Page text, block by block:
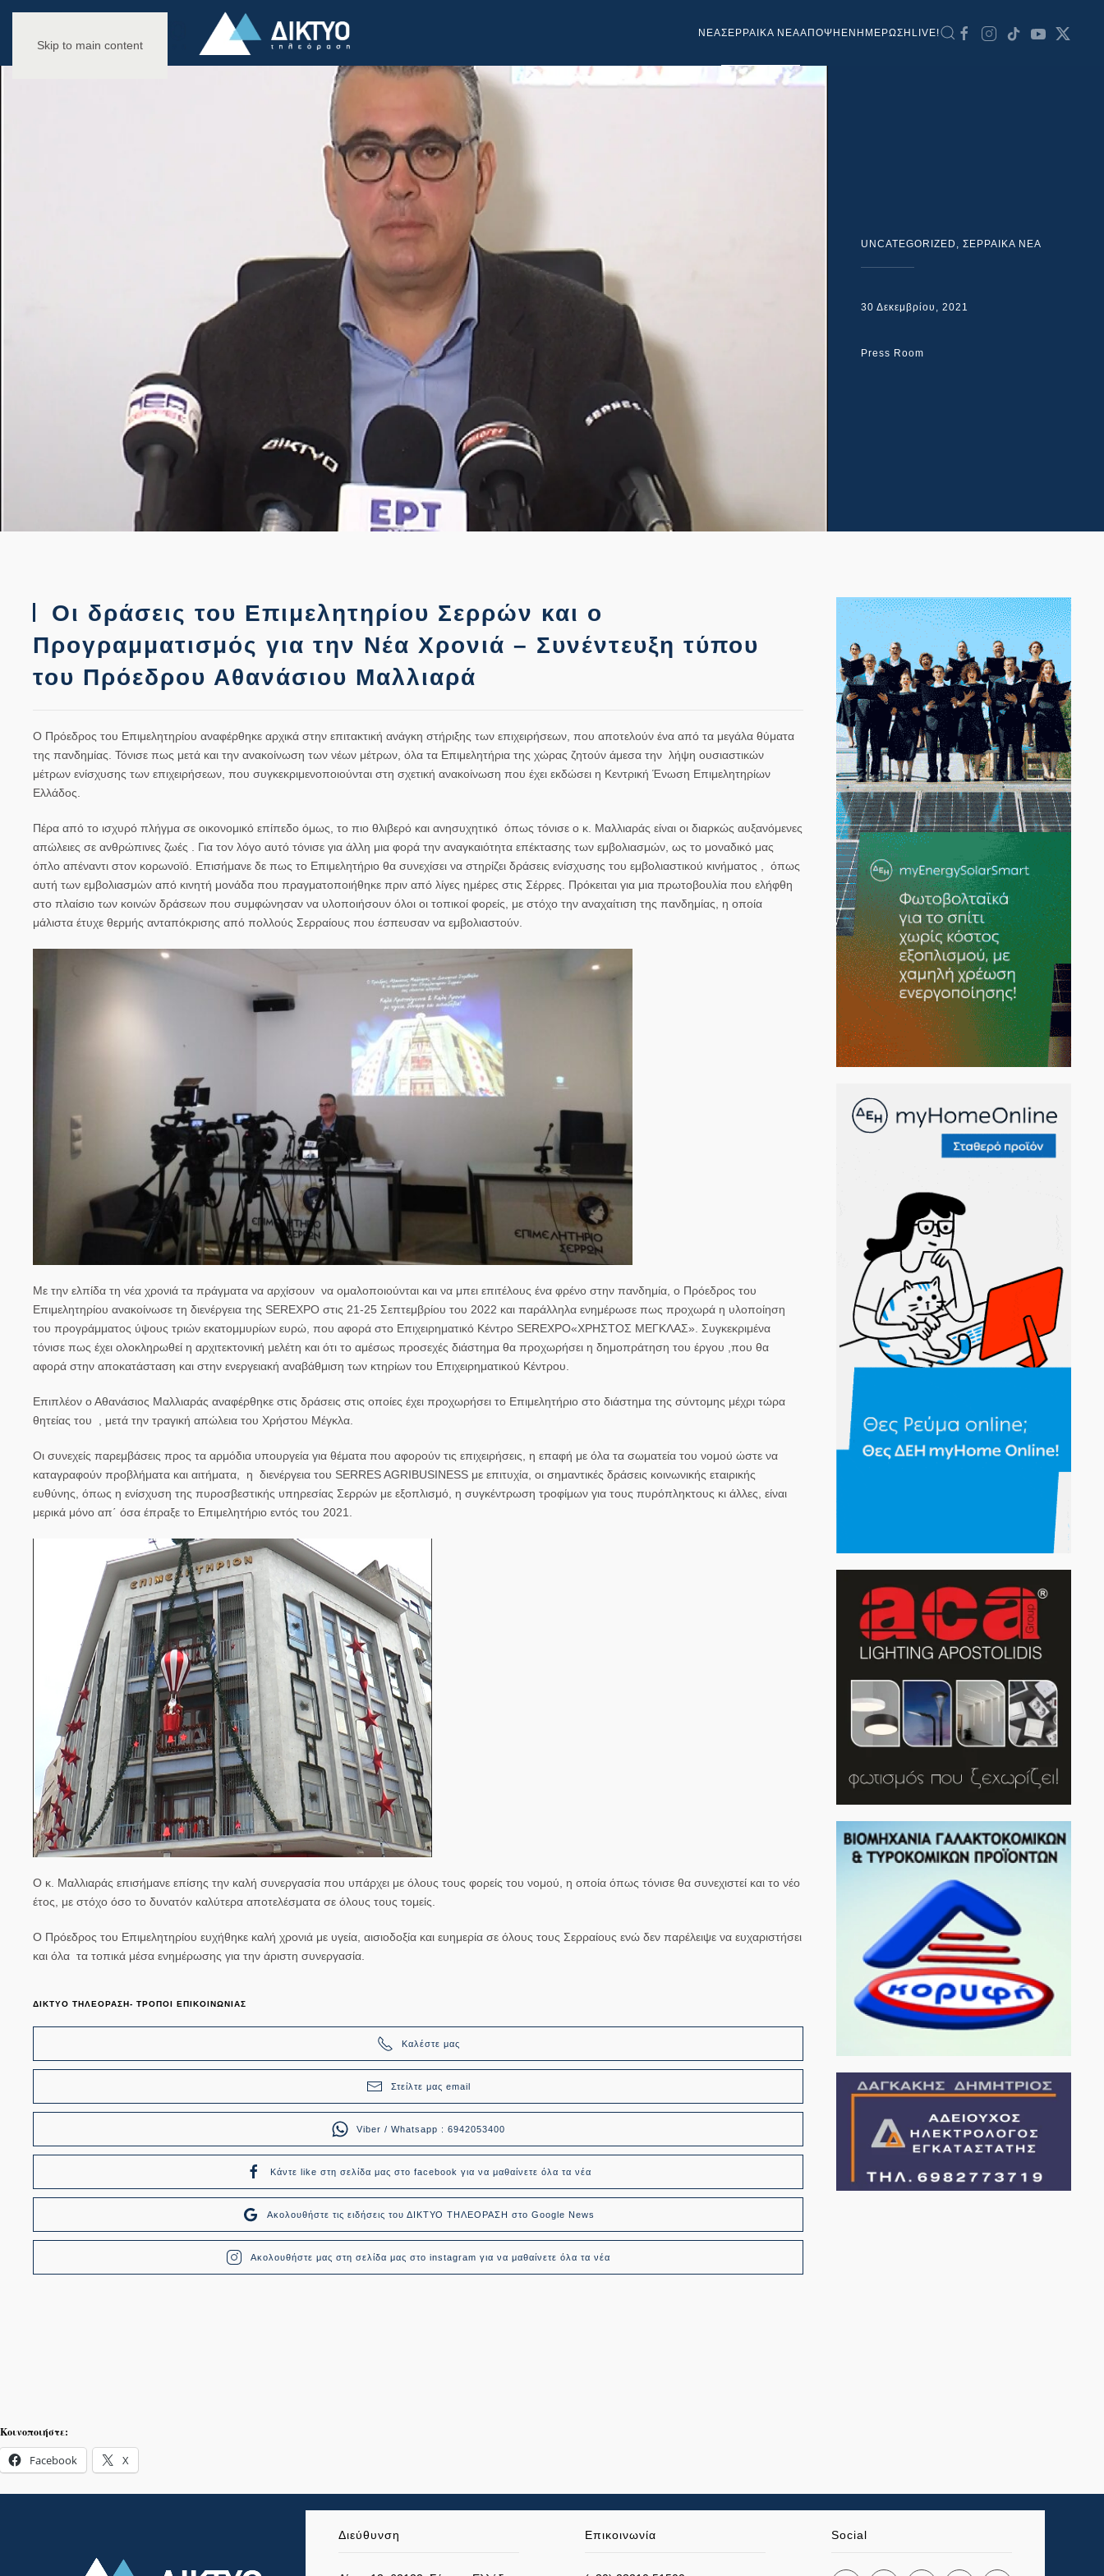
Skip to main content
NEAΣΕΡΡΑΙΚΑ ΝΕΑΑΠΟΨΗ ΕΝΗΜΕΡΩΣΗ LIVE!
UNCATEGORIZED , ΣΕΡΡΑΙΚΑ ΝΕΑ
30 Δεκεμβρίου, 2021
Press Room
Οι δράσεις του Επιμελητηρίου Σερρών και ο
Προγραμματισμός για την Νέα Χρονιά – Συνέντευξη τύπου
του Πρόεδρου Αθανάσιου Μαλλιαρά
Ο Πρόεδρος του Επιμελητηρίου αναφέρθηκε αρχικά στην επιτακτική ανάγκη στήριξης των επιχειρήσεων, που αποτελούν ένα από τα μεγάλα θύματα
της πανδημίας. Τόνισε πως μετά και την ανακοίνωση των νέων μέτρων, όλα τα Επιμελητήρια της χώρας ζητούν άμεσα την λήψη ουσιαστικών
μέτρων ενίσχυσης των επιχειρήσεων, που συγκεκριμενοποιούνται στη σχετική ανακοίνωση που έχει εκδώσει η Κεντρική Ένωση Επιμελητηρίων
Ελλάδος.
Πέρα από το ισχυρό πλήγμα σε οικονομικό επίπεδο όμως, το πιο θλιβερό και ανησυχητικό όπως τόνισε ο κ. Μαλλιαράς είναι οι διαρκώς αυξανόμενες
απώλειες σε ανθρώπινες ζωές . Για τον λόγο αυτό τόνισε για άλλη μια φορά την αναγκαιότητα επέκτασης των εμβολιασμών, ως το μοναδικό μας
όπλο απέναντι στον κορωνοϊό. Επισήμανε δε πως το Επιμελητήριο θα συνεχίσει να στηρίζει δράσεις ενίσχυσης του εμβολιαστικού κινήματος , όπως
αυτή των εμβολιασμών από κινητή μονάδα που πραγματοποιήθηκε πριν από λίγες ημέρες στις Σέρρες. Πρόκειται για μια πρωτοβουλία που ελήφθη
στο πλαίσιο των κοινών δράσεων που συμφώνησαν να υλοποιήσουν όλοι οι τοπικοί φορείς, με στόχο την αναχαίτιση της πανδημίας, η οποία
μάλιστα έτυχε θερμής ανταπόκρισης από πολλούς Σερραίους που έσπευσαν να εμβολιαστούν.
Με την ελπίδα τη νέα χρονιά τα πράγματα να αρχίσουν να ομαλοποιούνται και να μπει επιτέλους ένα φρένο στην πανδημία, ο Πρόεδρος του
Επιμελητηρίου ανακοίνωσε τη διενέργεια της SEREXPO στις 21-25 Σεπτεμβρίου του 2022 και παράλληλα ενημέρωσε πως προχωρά η υλοποίηση
του προγράμματος ύψους τριών εκατομμυρίων ευρώ, που αφορά στο Επιχειρηματικό Κέντρο SEREXPO«ΧΡΗΣΤΟΣ ΜΕΓΚΛΑΣ». Συγκεκριμένα
τόνισε πως έχει ολοκληρωθεί η αρχιτεκτονική μελέτη και ότι το αμέσως προσεχές διάστημα θα προχωρήσει η δημοπράτηση του έργου ,που θα
αφορά στην αποκατάσταση και στην ενεργειακή αναβάθμιση των κτηρίων του Επιχειρηματικού Κέντρου.
Επιπλέον ο Αθανάσιος Μαλλιαράς αναφέρθηκε στις δράσεις στις οποίες έχει προχωρήσει το Επιμελητήριο στο διάστημα της σύντομης μέχρι τώρα
θητείας του , μετά την τραγική απώλεια του Χρήστου Μέγκλα.
Οι συνεχείς παρεμβάσεις προς τα αρμόδια υπουργεία για θέματα που αφορούν τις επιχειρήσεις, η επαφή με όλα τα σωματεία του νομού ώστε να
καταγραφούν προβλήματα και αιτήματα, η διενέργεια του SERRES AGRIBUSINESS με επιτυχία, οι σημαντικές δράσεις κοινωνικής εταιρικής
ευθύνης, όπως η ενίσχυση της πυροσβεστικής υπηρεσίας Σερρών με εξοπλισμό, η συγκέντρωση τροφίμων για τους πυρόπληκτους κι άλλες, είναι
μερικά μόνο απ΄ όσα έπραξε το Επιμελητήριο εντός του 2021.
Ο κ. Μαλλιαράς επισήμανε επίσης την καλή συνεργασία που υπάρχει με όλους τους φορείς του νομού, η οποία όπως τόνισε θα συνεχιστεί και το νέο
έτος, με στόχο όσο το δυνατόν καλύτερα αποτελέσματα σε όλους τους τομείς.
Ο Πρόεδρος του Επιμελητηρίου ευχήθηκε καλή χρονιά με υγεία, αισιοδοξία και ευημερία σε όλους τους Σερραίους ενώ δεν παρέλειψε να ευχαριστήσει
και όλα τα τοπικά μέσα ενημέρωσης για την άριστη συνεργασία.
ΔΙΚΤΥΟ ΤΗΛΕΟΡΑΣΗ- ΤΡΟΠΟΙ ΕΠΙΚΟΙΝΩΝΙΑΣ
Καλέστε μας
Στείλτε μας email
Viber / Whatsapp : 6942053400
Κάντε like στη σελίδα μας στο facebook για να μαθαίνετε όλα τα νέα
Ακολουθήστε τις ειδήσεις του ΔΙΚΤΥΟ ΤΗΛΕΟΡΑΣΗ στο Google News
Ακολουθήστε μας στη σελίδα μας στο instagram για να μαθαίνετε όλα τα νέα
Κοινοποιήστε:
Facebook X
Διεύθυνση Επικοινωνία Social